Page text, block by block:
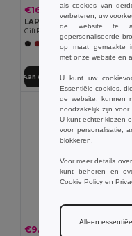
€16.22
GiftRetail MO2581
+3 Kleuren
Aan winkelwagen toevoegen
€9.47
als cookies van
verbeteren, uw
de website te
gepersonaliseerde
op maat gemaakte
met onze website en
U kunt uw
Essentiële cookies,
de website, kunnen
noodzakelijk zijn
U kunt echter kiezen
voor personalisatie,
blokkeren.
Voor meer details
kunt beheren en
Cookie Policy en
Alleen